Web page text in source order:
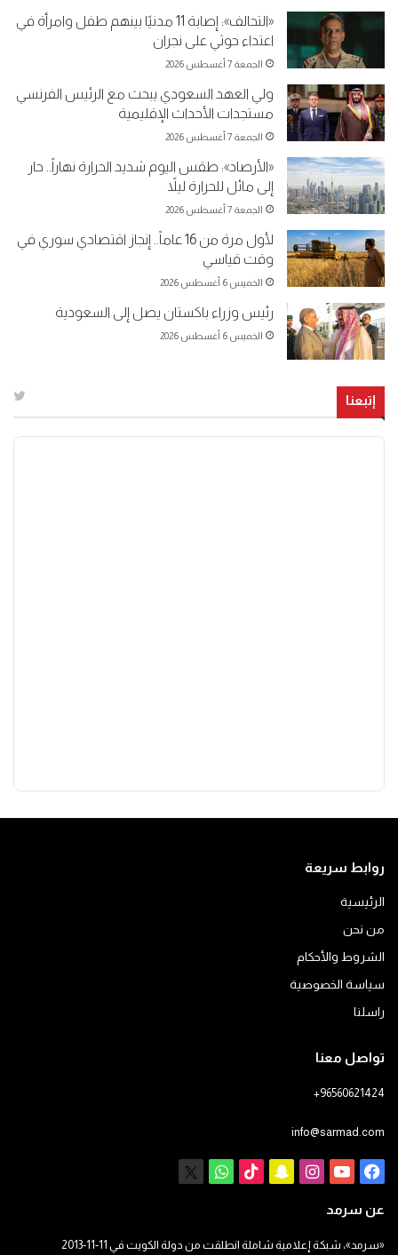
«التحالف»: إصابة 11 مدنيًا بينهم طفل وامرأة في
اعتداء حوثي على نجران
الجمعة 7 أغسطس 2026
ولي العهد السعودي يبحث مع الرئيس الفرنسي
مستجدات الأحداث الإقليمية
الجمعة 7 أغسطس 2026
«الأرصاد»: طقس اليوم شديد الحرارة نهاراً.. حار
إلى مائل للحرارة ليلاً
الجمعة 7 أغسطس 2026
لأول مرة من 16 عاماً.. إنجاز اقتصادي سوري في
وقت قياسي
الخميس 6 أغسطس 2026
رئيس وزراء باكستان يصل إلى السعودية
الخميس 6 أغسطس 2026
إتبعنا
روابط سريعة
الرئيسية
من نحن
الشروط والأحكام
سياسة الخصوصية
راسلنا
تواصل معنا
+96560621424
info@sarmad.com
فيسبوكيوتيوبانستقرام
سناب ‫TikTokواتساب
عن سرمد
«سرمد»، شبكة إعلامية شاملة انطلقت من دولة الكويت في 11-11-2013